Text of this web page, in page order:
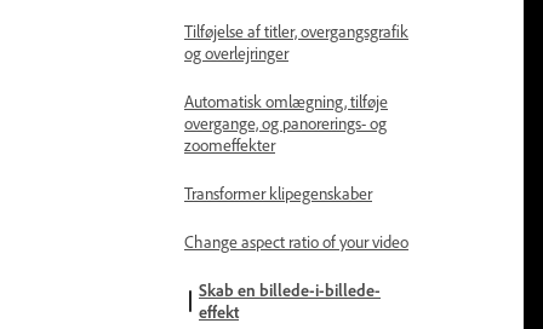
Tilføjelse af titler, overgangsgrafik
og overlejringer
Automatisk omlægning, tilføje
overgange, og panorerings- og
zoomeffekter
Transformer klipegenskaber
Change aspect ratio of your video
Skab en billede-i-billede-
effekt